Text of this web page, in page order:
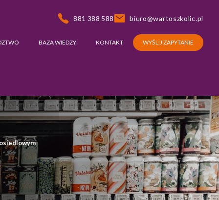
881 388 588 biuro@wartoszkolic.pl
BAZA WIEDZY KONTAKT WYŚLIJ ZAPYTANIE